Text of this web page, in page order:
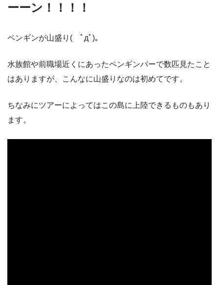
ーーン！！！！
ペンギンが山盛り( ﾟдﾟ)。
水族館や前職場近くにあったペンギンバーで数匹見たこと
はありますが、こんなに山盛りなのは初めてです。
ちなみにツアーによってはこの島に上陸できるものもあり
ます。